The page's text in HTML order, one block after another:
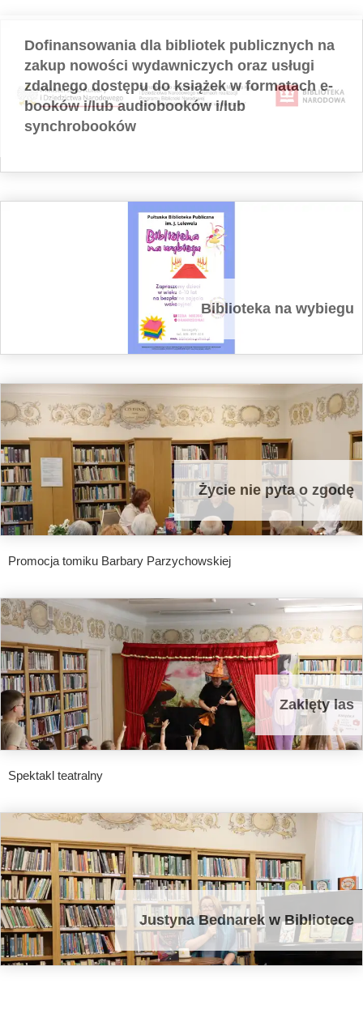
Dofinansowania dla bibliotek publicznych na
zakup nowości wydawniczych oraz usługi
zdalnego dostępu do książek w formatach e-
booków i/lub audiobooków i/lub
synchrobooków
Biblioteka na wybiegu
Życie nie pyta o zgodę
Promocja tomiku Barbary Parzychowskiej
Zaklęty las
Spektakl teatralny
Justyna Bednarek w Bibliotece